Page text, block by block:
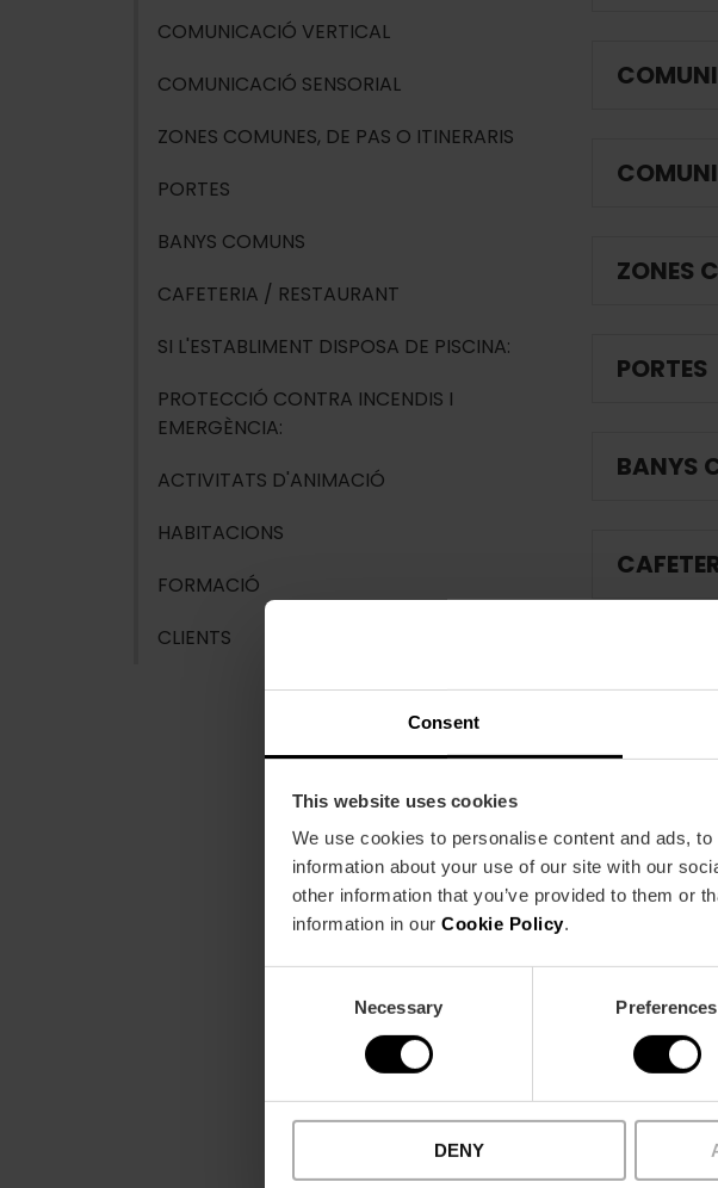
Consent
This website uses cookies
We use cookies to personalise content and ads,
information about your use of our site with our
other information that you’ve provided to them or
information in our Cookie Policy.
Necessary Preferences
DENY
COMUNICACIÓ VERTICAL
COMUNICACIÓ SENSORIAL
ZONES COMUNES, DE PAS O ITINERARIS
PORTES
BANYS COMUNS
CAFETERIA / RESTAURANT
SI L'ESTABLIMENT DISPOSA DE PISCINA:
PROTECCIÓ CONTRA INCENDIS I
EMERGÈNCIA:
ACTIVITATS D'ANIMACIÓ
HABITACIONS
FORMACIÓ
CLIENTS
ZONES
PORTES
BANYS
CLIENTS